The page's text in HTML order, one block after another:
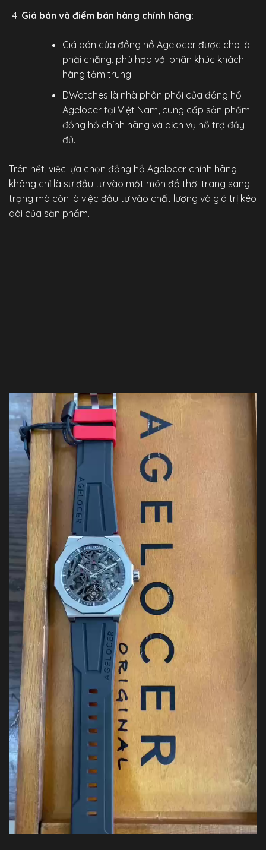
Giá bán và điểm bán hàng chính hãng:
Giá bán của đồng hồ Agelocer được cho là
phải chăng, phù hợp với phân khúc khách
hàng tầm trung.
DWatches là nhà phân phối của đồng hồ
Agelocer tại Việt Nam, cung cấp sản phẩm
đồng hồ chính hãng và dịch vụ hỗ trợ đầy
đủ.
Trên hết, việc lựa chọn đồng hồ Agelocer chính hãng
không chỉ là sự đầu tư vào một món đồ thời trang sang
trọng mà còn là việc đầu tư vào chất lượng và giá trị kéo
dài của sản phẩm.